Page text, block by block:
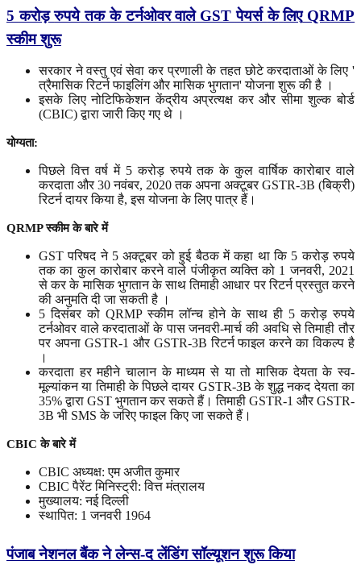
5करोड़ रुपये तक के टर्नओवर वालेGSTपेयर्स के लिएQRMP
स्कीम शुरू
सरकार ने वस्तु एवं सेवा कर प्रणाली के तहत छोटे करदाताओं के लिए '
त्रैमासिक रिटर्न फाइलिंग और मासिक भुगतान' योजना शुरू की है ।
इसके लिए नोटिफिकेशन केंद्रीय अप्रत्यक्ष कर और सीमा शुल्क बोर्ड
(CBIC) द्वारा जारी किए गए थे ।
योग्यता:
पिछले वित्त वर्ष में 5 करोड़ रुपये तक के कुल वार्षिक कारोबार वाले
करदाता और 30 नवंबर, 2020 तक अपना अक्टूबर GSTR-3B (बिक्री)
रिटर्न दायर किया है, इस योजना के लिए पात्र हैं।
QRMPस्कीम के बारे में
GST परिषद ने 5 अक्टूबर को हुई बैठक में कहा था कि 5 करोड़ रुपये
तक का कुल कारोबार करने वाले पंजीकृत व्यक्ति को 1 जनवरी, 2021
से कर के मासिक भुगतान के साथ तिमाही आधार पर रिटर्न प्रस्तुत करने
की अनुमति दी जा सकती है ।
5 दिसंबर को QRMP स्कीम लॉन्च होने के साथ ही 5 करोड़ रुपये
टर्नओवर वाले करदाताओं के पास जनवरी-मार्च की अवधि से तिमाही तौर
पर अपना GSTR-1 और GSTR-3B रिटर्न फाइल करने का विकल्प है
।
करदाता हर महीने चालान के माध्यम से या तो मासिक देयता के स्व-
मूल्यांकन या तिमाही के पिछले दायर GSTR-3B के शुद्ध नकद देयता का
35% द्वारा GST भुगतान कर सकते हैं। तिमाही GSTR-1 और GSTR-
3B भी SMS के जरिए फाइल किए जा सकते हैं।
CBIC के बारे में
CBIC अध्यक्ष: एम अजीत कुमार
CBIC पैरेंट मिनिस्ट्री: वित्त मंत्रालय
मुख्यालय: नई दिल्ली
स्थापित: 1 जनवरी 1964
पंजाब नेशनल बैंक ने लेन्स-द लेंडिंग सॉल्यूशन शुरू किया